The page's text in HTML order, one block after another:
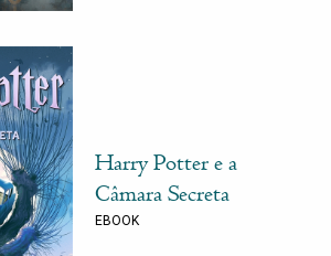
Harry Potter e a
Câmara Secreta
EBOOK